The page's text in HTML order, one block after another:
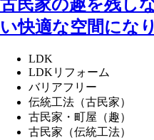
古民家の趣を残し
い快適な空間にな
LDK
LDKリフォーム
バリアフリー
伝統工法（古民家）
古民家・町屋（趣）
古民家（伝統工法）